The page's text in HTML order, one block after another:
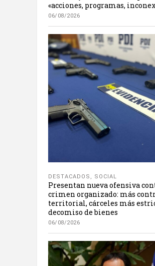
«acciones, programas,
06/08/2026
DESTACADOS , SOCIAL
Presentan nueva ofensiva
crimen organizado: más
territorial, cárceles más
decomiso de bienes
06/08/2026